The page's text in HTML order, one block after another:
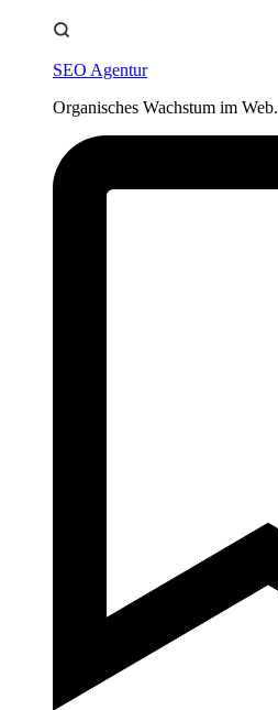
SEO Agentur
Organisches Wachstum im Web.